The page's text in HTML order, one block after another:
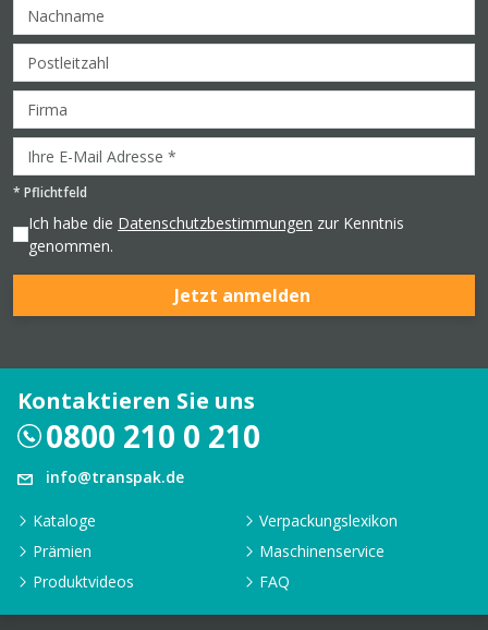
* Pflichtfeld
Ich habe die Datenschutzbestimmungen zur Kenntnis
genommen.
Jetzt anmelden
Kontaktieren Sie uns
0800 210 0 210
info@transpak.de
Kataloge
Verpackungslexikon
Prämien
Maschinenservice
Produktvideos
FAQ